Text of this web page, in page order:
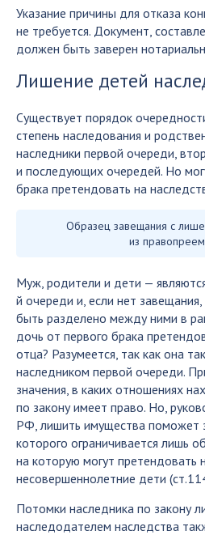
Указание причины для отказа
не требуется. Документ,
должен быть заверен
Лишение детей
Существует порядок
степень наследования и
наследники первой очереди,
и последующих очередей. Но
брака претендовать на
Образец завещания с
из
Муж, родители и дети —
й очереди и, если нет
быть разделено между ними в
дочь от первого брака
отца? Разумеется, так как она
наследником первой очереди.
значения, в каких отношениях
по закону имеет право. Но,
РФ, лишить имущества поможет
которого ограничивается лишь
на которую могут претендовать
несовершеннолетние дети
Потомки наследника по закону
наследодателем наследства